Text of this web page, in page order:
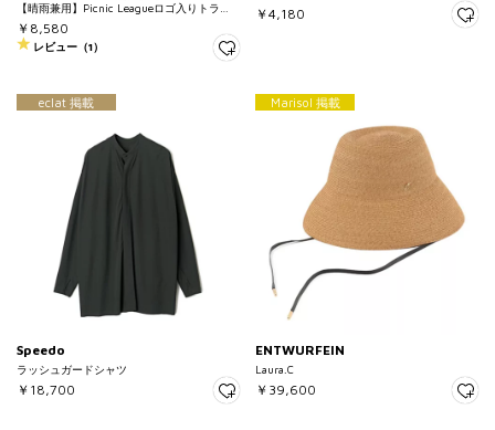
【晴雨兼用】Picnic Leagueロゴ入りトラベ
ルサンブロックアンブレラ55
￥8,580
レビュー（1）
￥4,180
eclat 掲載
Speedo
ラッシュガードシャツ
￥18,700
Marisol 掲載
ENTWURFEIN
Laura.C
￥39,600